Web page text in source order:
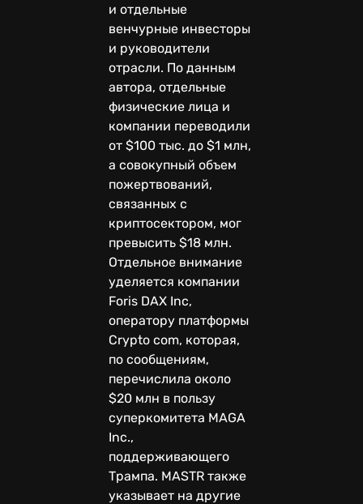
и отдельные
венчурные инвесторы
и руководители
отрасли. По данным
автора, отдельные
физические лица и
компании переводили
от $100 тыс. до $1 млн,
а совокупный объем
пожертвований,
связанных с
криптосектором, мог
превысить $18 млн.
Отдельное внимание
уделяется компании
Foris DAX Inc,
оператору платформы
Crypto com, которая,
по сообщениям,
перечислила около
$20 млн в пользу
суперкомитета MAGA
Inc.,
поддерживающего
Трампа. MASTR также
указывает на другие